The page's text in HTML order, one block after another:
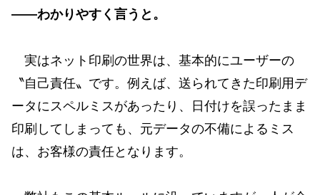
——わかりやすく言うと。
実はネット印刷の世界は、基本的にユーザーの
〝自己責任〟です。例えば、送られてきた印刷用デ
ータにスペルミスがあったり、日付けを誤ったまま
印刷してしまっても、元データの不備によるミス
は、お客様の責任となります。